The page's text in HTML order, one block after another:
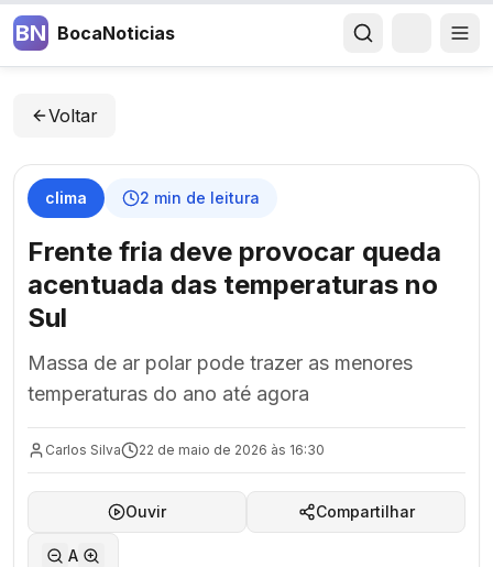
BN BocaNoticias
Voltar
clima 2 min de leitura
Frente fria deve provocar queda
acentuada das temperaturas no
Sul
Massa de ar polar pode trazer as menores
temperaturas do ano até agora
Carlos Silva 22 de maio de 2026 às 16:30
Ouvir Compartilhar
A